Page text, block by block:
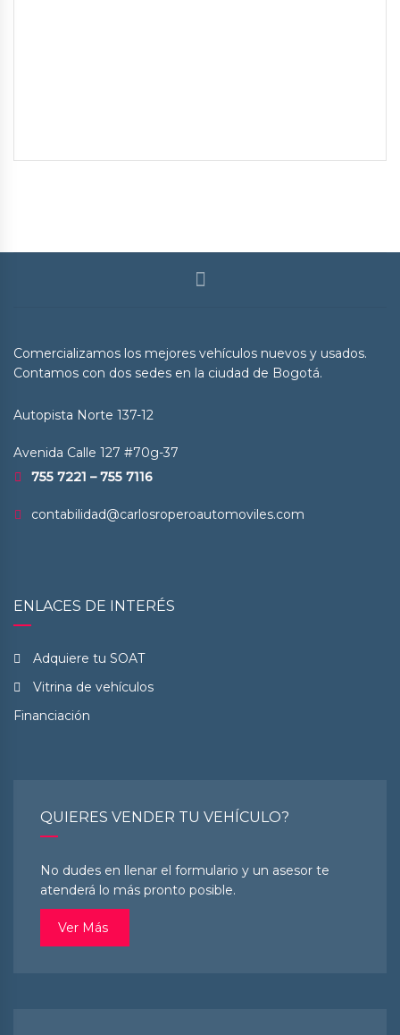
Comercializamos los mejores vehículos nuevos y usados.
Contamos con dos sedes en la ciudad de Bogotá.
Autopista Norte 137-12
Avenida Calle 127 #70g-37
755 7221 – 755 7116
contabilidad@carlosroperoautomoviles.com
ENLACES DE INTERÉS
Adquiere tu SOAT
Vitrina de vehículos
Financiación
QUIERES VENDER TU VEHÍCULO?
No dudes en llenar el formulario y un asesor te
atenderá lo más pronto posible.
Ver Más